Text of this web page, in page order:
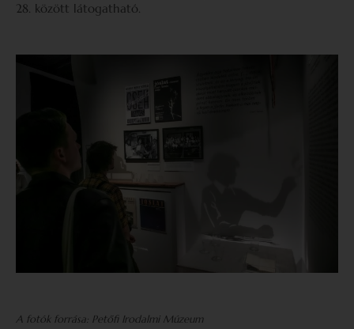
28. között látogatható.
A fotók forrása: Petőfi Irodalmi Múzeum